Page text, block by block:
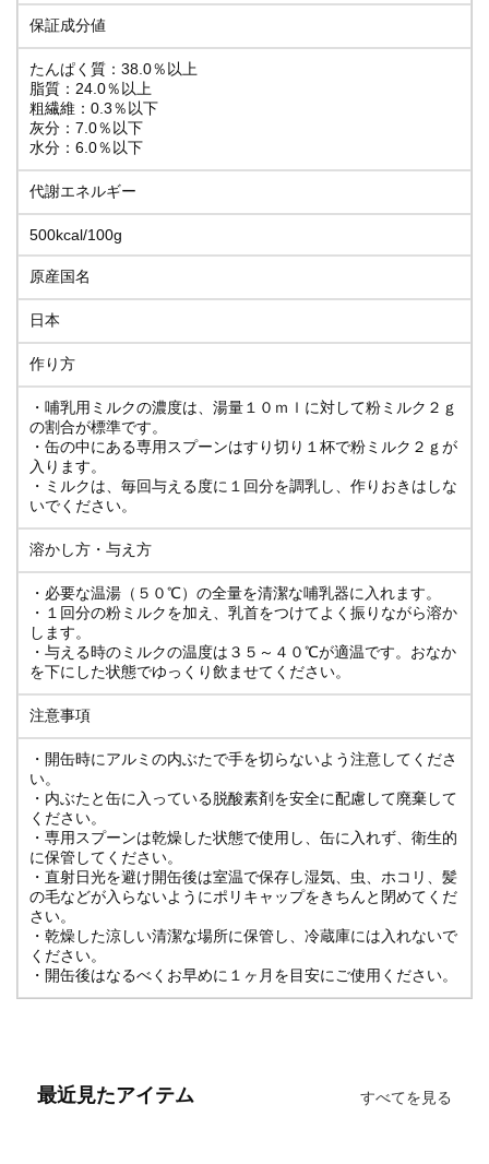
保証成分値
たんぱく質：38.0％以上
脂質：24.0％以上
粗繊維：0.3％以下
灰分：7.0％以下
水分：6.0％以下
代謝エネルギー
500kcal/100g
原産国名
日本
作り方
・哺乳用ミルクの濃度は、湯量１０ｍｌに対して粉ミルク２ｇ
の割合が標準です。
・缶の中にある専用スプーンはすり切り１杯で粉ミルク２ｇが
入ります。
・ミルクは、毎回与える度に１回分を調乳し、作りおきはしな
いでください。
溶かし方・与え方
・必要な温湯（５０℃）の全量を清潔な哺乳器に入れます。
・１回分の粉ミルクを加え、乳首をつけてよく振りながら溶か
します。
・与える時のミルクの温度は３５～４０℃が適温です。おなか
を下にした状態でゆっくり飲ませてください。
注意事項
・開缶時にアルミの内ぶたで手を切らないよう注意してくださ
い。
・内ぶたと缶に入っている脱酸素剤を安全に配慮して廃棄して
ください。
・専用スプーンは乾燥した状態で使用し、缶に入れず、衛生的
に保管してください。
・直射日光を避け開缶後は室温で保存し湿気、虫、ホコリ、髪
の毛などが入らないようにポリキャップをきちんと閉めてくだ
さい。
・乾燥した涼しい清潔な場所に保管し、冷蔵庫には入れないで
ください。
・開缶後はなるべくお早めに１ヶ月を目安にご使用ください。
最近見たアイテム すべてを見る